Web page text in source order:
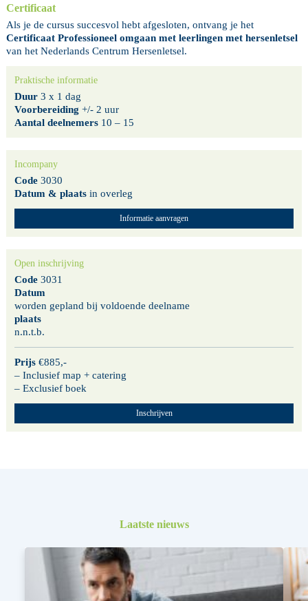
Certificaat
Als je de cursus succesvol hebt afgesloten, ontvang je het
Certificaat Professioneel omgaan met leerlingen met hersenletsel
van het Nederlands Centrum Hersenletsel.
Praktische informatie
Duur 3 x 1 dag
Voorbereiding +/- 2 uur
Aantal deelnemers 10 – 15
Incompany
Code 3030
Datum & plaats in overleg
Informatie aanvragen
Open inschrijving
Code 3031
Datum
worden gepland bij voldoende deelname
plaats
n.n.t.b.
Prijs €885,-
– Inclusief map + catering
– Exclusief boek
Inschrijven
Laatste nieuws